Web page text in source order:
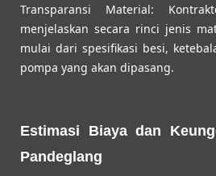
Transparansi Material:
menjelaskan secara rinci jenis
mulai dari spesifikasi besi,
pompa yang akan dipasang.
Estimasi Biaya dan
Pandeglang